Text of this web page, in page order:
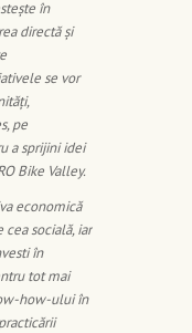
în
directă şi
se vor
pe
a sprijini idei
Bike Valley.
economică
socială, iar
în
tot mai
how-ului în